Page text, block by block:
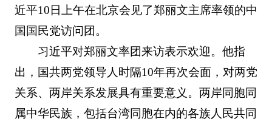
近平10日上午在北京会见了郑丽文主席率领的中
国国民党访问团。
习近平对郑丽文率团来访表示欢迎。他指
出，国共两党领导人时隔10年再次会面，对两党
关系、两岸关系发展具有重要意义。两岸同胞同
属中华民族，包括台湾同胞在内的各族人民共同